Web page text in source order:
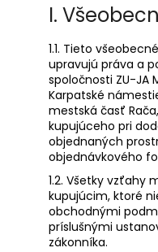
I.
1.1. Tieto
upravujú práva a
spoločnosti ZU-JA
Karpatské
mestská časť
kupujúceho pri
objednaných
objednávkového
1.2. Všetky vzťahy
kupujúcim, ktoré
obchodnými
príslušnými
zákonníka.